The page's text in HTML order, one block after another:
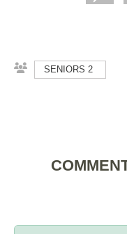
SENIORS 2